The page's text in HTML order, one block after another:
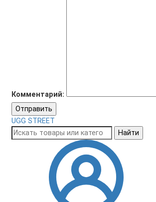
Комментарий:
Отправить
UGG STREET
Найти